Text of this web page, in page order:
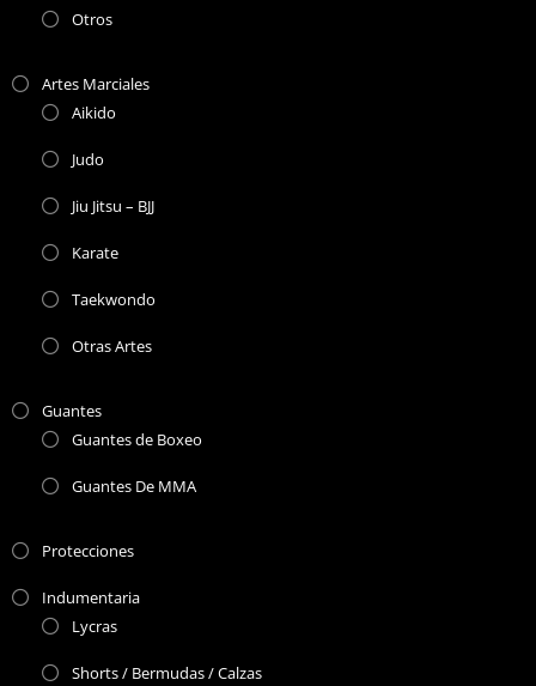
Otros
Artes Marciales
Aikido
Judo
Jiu Jitsu – BJJ
Karate
Taekwondo
Otras Artes
Guantes
Guantes de Boxeo
Guantes De MMA
Protecciones
Indumentaria
Lycras
Shorts / Bermudas / Calzas